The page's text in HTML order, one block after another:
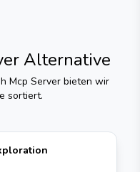
Alternative
Mcp Server bieten wir
sortiert.